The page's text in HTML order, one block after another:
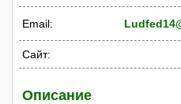
Email:
Сайт:
Описание